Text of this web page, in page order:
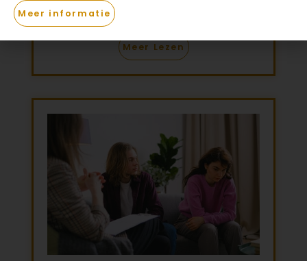
en hoe doorbreek je negatieve
patronen? Dit en nog veel meer!
Meer Lezen
Meer informatie